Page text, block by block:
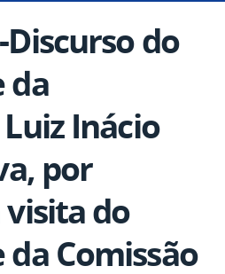
Discurso do
da
Inácio
por
visita do
Comissão